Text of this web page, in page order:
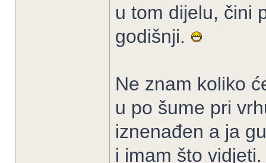
u tom dijelu, čini
godišnji.
Ne znam koliko
u po šume pri
iznenađen a ja
i imam što